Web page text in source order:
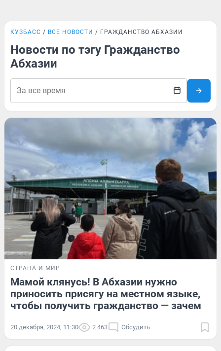
КУЗБАСС ВСЕ НОВОСТИ ГРАЖДАНСТВО АБХАЗИИ
Новости по тэгу Гражданство
Абхазии
СТРАНА И МИР
Мамой клянусь! В Абхазии нужно
приносить присягу на местном языке,
чтобы получить гражданство — зачем
20 декабря, 2024, 11:30 2 463 Обсудить